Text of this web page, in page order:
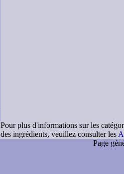
Pour plus d'informations sur les
des ingrédients, veuillez consulter les
Page